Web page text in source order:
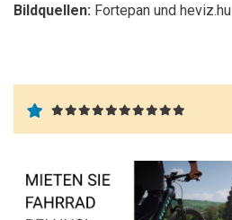
Bildquellen: Fortepan und heviz.hu